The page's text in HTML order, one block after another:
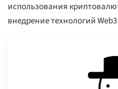
использования
внедрение технологий